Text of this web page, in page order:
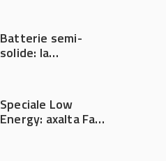
Batterie semi-
solide: la
accelerare la
rivoluzione
dell’auto elettrica
Speciale Low
Energy: axalta Fast